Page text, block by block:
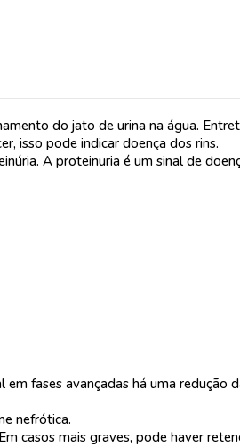
do jato de urina na água.
isso pode indicar doença dos rins.
A proteinuria é um sinal de
fases avançadas há uma redução
nefrótica.
casos mais graves, pode haver